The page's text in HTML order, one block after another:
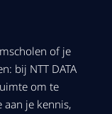
of je
bij NTT DATA
om te
je kennis,